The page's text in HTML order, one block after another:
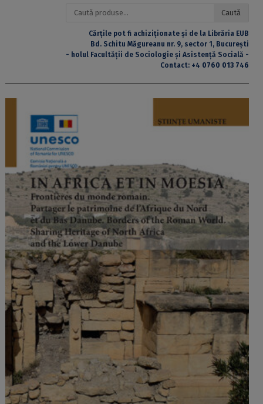
Caută
Caută
Cărțile pot fi achiziționate și de la Librăria EUB
Bd. Schitu Măgureanu nr. 9, sector 1, București
- holul Facultății de Sociologie și Asistență Socială -
Contact: +4 0760 013 746